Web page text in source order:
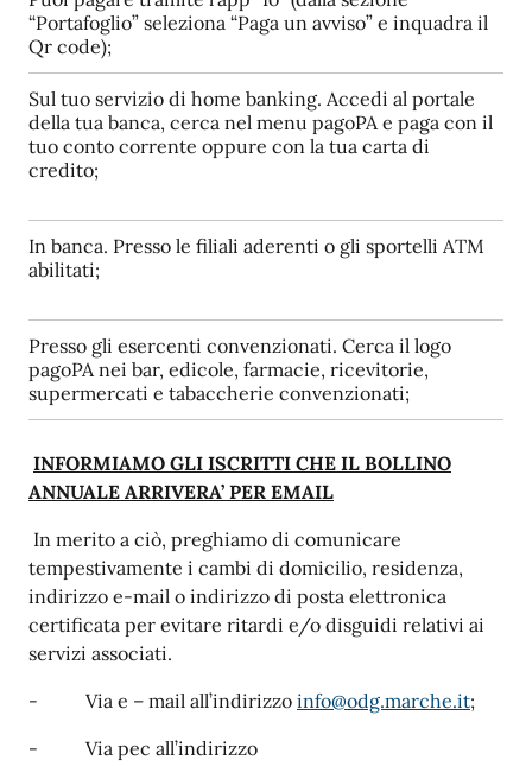
“Portafoglio” seleziona “Paga un avviso” e inquadra il
Qr code);
Sul tuo servizio di home banking. Accedi al portale
della tua banca, cerca nel menu pagoPA e paga con il
tuo conto corrente oppure con la tua carta di
credito;
In banca. Presso le filiali aderenti o gli sportelli ATM
abilitati;
Presso gli esercenti convenzionati. Cerca il logo
pagoPA nei bar, edicole, farmacie, ricevitorie,
supermercati e tabaccherie convenzionati;
INFORMIAMO GLI ISCRITTI CHE IL BOLLINO
ANNUALE ARRIVERA’ PER EMAIL
In merito a ciò, preghiamo di comunicare
tempestivamente i cambi di domicilio, residenza,
indirizzo e-mail o indirizzo di posta elettronica
certificata per evitare ritardi e/o disguidi relativi ai
servizi associati.
- Via e – mail all’indirizzo info@odg.marche.it;
- Via pec all’indirizzo